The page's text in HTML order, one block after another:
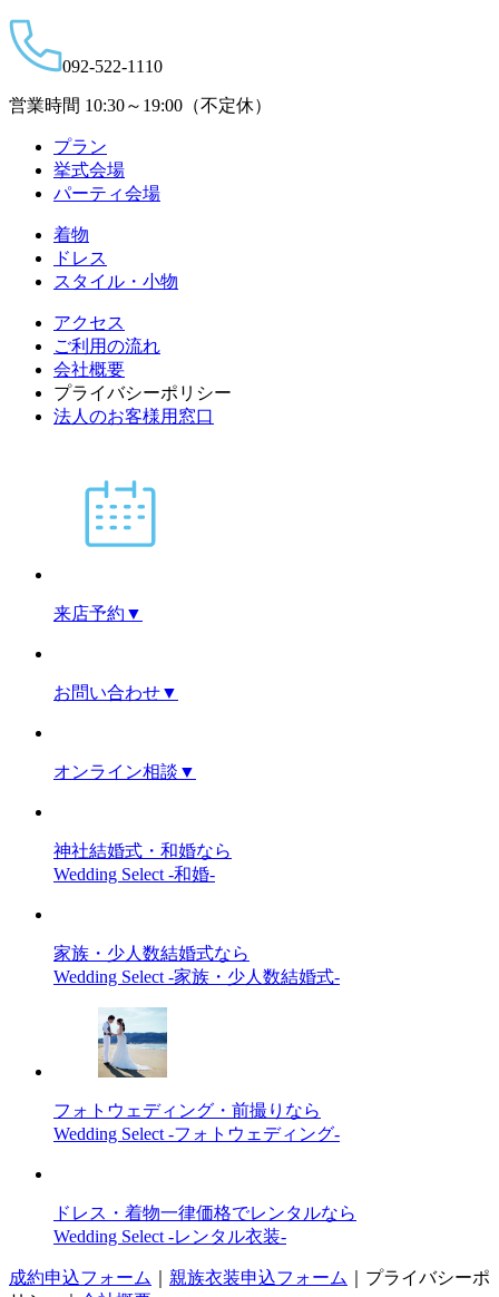
092-522-1110
営業時間 10:30～19:00（不定休）
プラン
挙式会場
パーティ会場
着物
ドレス
スタイル・小物
アクセス
ご利用の流れ
会社概要
プライバシーポリシー
法人のお客様用窓口
来店予約 ▼
お問い合わせ▼
オンライン相談 ▼
神社結婚式・和婚なら
Wedding Select -和婚-
家族・少人数結婚式なら
Wedding Select -家族・少人数結婚式-
フォトウェディング・前撮りなら
Wedding Select -フォトウェディング-
ドレス・着物一律価格でレンタルなら
Wedding Select -レンタル衣装-
成約申込フォーム 親族衣装申込フォーム
プライバシーポ